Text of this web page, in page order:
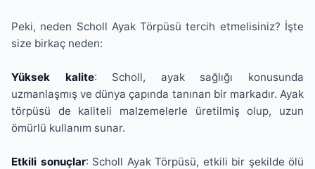
Peki, neden Scholl Ayak Törpüsü tercih etmelisiniz? İşte
size birkaç neden:
Yüksek kalite: Scholl, ayak sağlığı konusunda
uzmanlaşmış ve dünya çapında tanınan bir markadır. Ayak
törpüsü de kaliteli malzemelerle üretilmiş olup, uzun
ömürlü kullanım sunar.
Etkili sonuçlar: Scholl Ayak Törpüsü, etkili bir şekilde ölü